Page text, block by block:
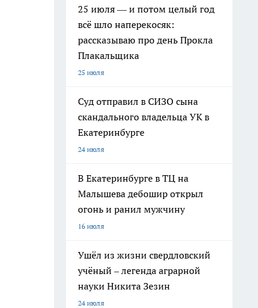
25 июля — и потом целый год
всё шло наперекосяк:
рассказываю про день Прокла
Плакальщика
25 июля
Суд отправил в СИЗО сына
скандального владельца УК в
Екатеринбурге
24 июля
В Екатеринбурге в ТЦ на
Малышева дебошир открыл
огонь и ранил мужчину
16 июля
Ушёл из жизни свердловский
учёный – легенда аграрной
науки Никита Зезин
24 июля